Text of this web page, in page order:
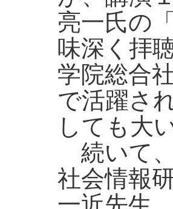
亮一氏の
味深く拝
学院総合
で活躍さ
しても大
続いて
社会情報